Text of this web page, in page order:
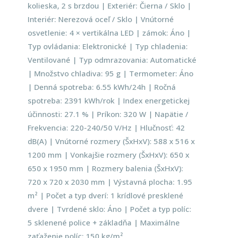
kolieska, 2 s brzdou | Exteriér: Čierna / Sklo |
Interiér: Nerezová oceľ / Sklo | Vnútorné
osvetlenie: 4 × vertikálna LED | zámok: Áno |
Typ ovládania: Elektronické | Typ chladenia:
Ventilované | Typ odmrazovania: Automatické
| Množstvo chladiva: 95 g | Termometer: Áno
| Denná spotreba: 6.55 kWh/24h | Ročná
spotreba: 2391 kWh/rok | Index energetickej
účinnosti: 27.1 % | Príkon: 320 W | Napätie /
Frekvencia: 220-240/50 V/Hz | Hlučnosť: 42
dB(A) | Vnútorné rozmery (ŠxHxV): 588 x 516 x
1200 mm | Vonkajšie rozmery (ŠxHxV): 650 x
650 x 1950 mm | Rozmery balenia (ŠxHxV):
720 x 720 x 2030 mm | Výstavná plocha: 1.95
m² | Počet a typ dverí: 1 krídlové presklené
dvere | Tvrdené sklo: Áno | Počet a typ políc:
5 sklenené police + základňa | Maximálne
zaťaženie políc: 150 kg/m²